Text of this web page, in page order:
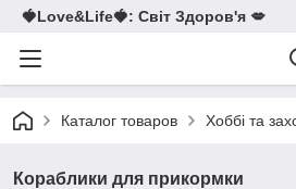
🍓Love&Life🍓: Світ Здоров'я 💋
Каталог товаров Хоббі та
Кораблики для прикормки